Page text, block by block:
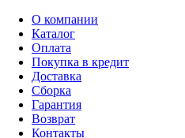
О компании
Каталог
Оплата
Покупка в кредит
Доставка
Сборка
Гарантия
Возврат
Контакты